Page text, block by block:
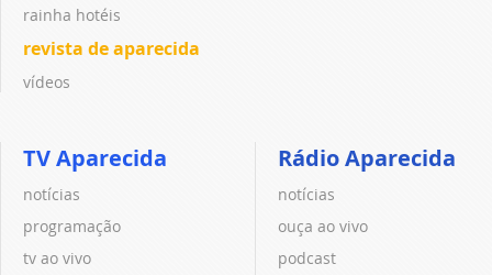
rainha hotéis
revista de aparecida
vídeos
TV Aparecida
notícias
programação
tv ao vivo
Rádio Aparecida
notícias
ouça ao vivo
podcast